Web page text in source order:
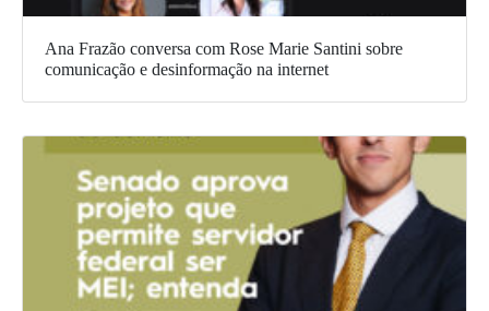
Ana Frazão conversa com Rose Marie Santini sobre
comunicação e desinformação na internet